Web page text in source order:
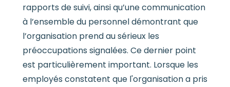
rapports de suivi, ainsi qu’une communication
à l’ensemble du personnel démontrant que
l’organisation prend au sérieux les
préoccupations signalées. Ce dernier point
est particulièrement important. Lorsque les
employés constatent que l'organisation a pris